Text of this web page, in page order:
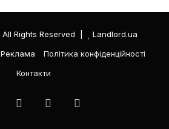
e
n
k
e
T
л
е
р
Rights Reserved |
Landlord.ua
Реклама
Політика конфіденційності
Контакти
FacebookLinkedInYouTube